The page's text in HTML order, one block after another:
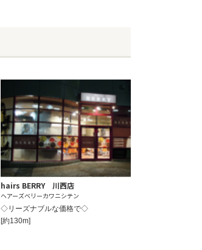
hairs BERRY 川西店
ヘアーズベリーカワニシテン
◇リーズナブルな価格で◇
[約130m]